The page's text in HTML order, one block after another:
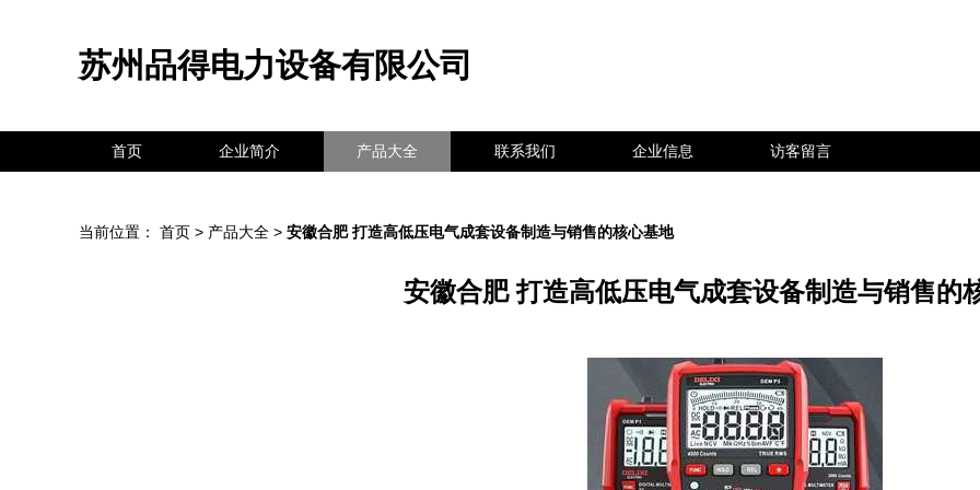
苏州品得电力设备有限公司
首页 企业简介 产品大全 联系我们 企业信息 访客留言
当前位置： 首页 > 产品大全 > 安徽合肥 打造高低压电气成套设备制造与销售的核心基地
安徽合肥 打造高低压电气成套设备制造与销售的